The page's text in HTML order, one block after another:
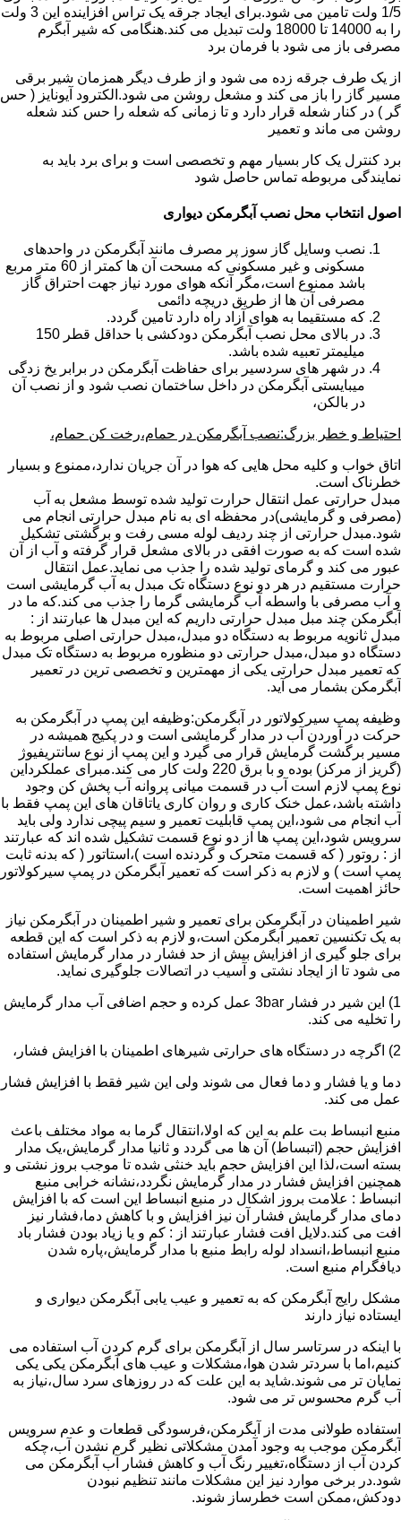
1/5 ولت تامین می شود.برای ایجاد جرقه یک تراس افزاینده این 3 ولت
را به 14000 تا 18000 ولت تبدیل می کند.هنگامی که شیر آبگرم
مصرفی باز می شود با فرمان برد
از یک طرف جرقه زده می شود و از طرف دیگر همزمان شیر برقی
مسیر گاز را باز می کند و مشعل روشن می شود.الکترود آیونایز ( حس
گر ) در کنار شعله قرار دارد و تا زمانی که شعله را حس کند شعله
روشن می ماند و تعمیر
برد کنترل یک کار بسیار مهم و تخصصی است و برای برد باید به
نمایندگی مربوطه تماس حاصل شود
اصول انتخاب محل نصب آبگرمکن دیواری
نصب وسایل گاز سوز پر مصرف مانند آبگرمکن در واحدهای
مسکونی و غیر مسکونی که مسحت آن ها کمتر از 60 متر مربع
باشد ممنوع است،مگر آنکه هوای مورد نیاز جهت احتراق گاز
مصرفی آن ها از طریق دریچه دائمی
که مستقیما به هوای آزاد راه دارد تامین گردد.
در بالای محل نصب آبگرمکن دودکشی با حداقل قطر 150
میلیمتر تعبیه شده باشد.
در شهر های سردسیر برای حفاظت آبگرمکن در برابر یخ زدگی
میبایستی آبگرمکن در داخل ساختمان نصب شود و از نصب آن
در بالکن،
احتیاط و خطر بزرگ:نصب آبگرمکن در حمام،رخت کن حمام،
اتاق خواب و کلیه محل هایی که هوا در آن جریان ندارد،ممنوع و بسیار
خطرناک است.
مبدل حرارتی عمل انتقال حرارت تولید شده توسط مشعل به آب
(مصرفی و گرمایشی)در محفظه ای به نام مبدل حرارتی انجام می
شود.مبدل حرارتی از چند ردیف لوله مسی رفت و برگشتی تشکیل
شده است که به صورت افقی در بالای مشعل قرار گرفته و آب از آن
عبور می کند و گرمای تولید شده را جذب می نماید.عمل انتقال
حرارت مستقیم در هر دو نوع دستگاه تک مبدل به آب گرمایشی است
و آب مصرفی با واسطه آب گرمایشی گرما را جذب می کند.که ما در
آبگرمکن چند مبل مبدل حرارتی داریم که این مبدل ها عبارتند از :
مبدل ثانویه مربوط به دستگاه دو مبدل،مبدل حرارتی اصلی مربوط به
دستگاه دو مبدل،مبدل حرارتی دو منظوره مربوط به دستگاه تک مبدل
که تعمیر مبدل حرارتی یکی از مهمترین و تخصصی ترین در تعمیر
آبگرمکن بشمار می آید.
وظیفه پمپ سیرکولاتور در آبگرمکن:وظیفه این پمپ در آبگرمکن به
حرکت در آوردن آب در مدار گرمایشی است و در پکیج همیشه در
مسیر برگشت گرمایش قرار می گیرد و این پمپ از نوع سانتریفیوژ
(گریز از مرکز) بوده و با برق 220 ولت کار می کند.مبرای عملکرداین
نوع پمپ لازم است آب در قسمت میانی پروانه آب پخش کن وجود
داشته باشد،عمل خنک کاری و روان کاری یاتاقان های این پمپ فقط با
آب انجام می شود،این پمپ قابلیت تعمیر و سیم پیچی ندارد ولی باید
سرویس شود،این پمپ ها از دو نوع قسمت تشکیل شده اند که عبارتند
از : روتور ( که قسمت متحرک و گردنده است )،استاتور ( که بدنه ثابت
پمپ است ) و لازم به ذکر است که تعمیر آبگرمکن در پمپ سیرکولاتور
حائز اهمیت است.
شیر اطمینان در آبگرمکن برای تعمیر و شیر اطمینان در آبگرمکن نیاز
به یک تکنسین تعمیر آبگرمکن است،و لازم به ذکر است که این قطعه
برای جلو گیری از افزایش بیش از حد فشار در مدار گرمایش استفاده
می شود تا از ایجاد نشتی و آسیب در اتصالات جلوگیری نماید.
1) این شیر در فشار 3bar عمل کرده و حجم اضافی آب مدار گرمایش
را تخلیه می کند.
2) اگرچه در دستگاه های حرارتی شیرهای اطمینان با افزایش فشار،
دما و یا فشار و دما فعال می شوند ولی این شیر فقط با افزایش فشار
عمل می کند.
منبع انبساط بت علم به این که اولا،انتقال گرما به مواد مختلف باعث
افزایش حجم (اتبساط) آن ها می گردد و ثانیا مدار گرمایش،یک مدار
بسته است،لذا این افزایش حجم باید خنثی شده تا موجب بروز نشتی و
همچنین افزایش فشار در مدار گرمایش نگردد،نشانه خرابی منبع
انبساط : علامت بروز اشکال در منبع انبساط این است که با افزایش
دمای مدار گرمایش فشار آن نیز افزایش و با کاهش دما،فشار نیز
افت می کند.دلایل افت فشار عبارتند از : کم و یا زیاد بودن فشار باد
منبع انبساط،انسداد لوله رابط منبع با مدار گرمایش،پاره شدن
دیافگرام منبع است.
مشکل رایج آبگرمکن که به تعمیر و عیب یابی آبگرمکن دیواری و
ایستاده نیاز دارند
با اینکه در سرتاسر سال از آبگرمکن برای گرم کردن آب استفاده می
کنیم،اما با سردتر شدن هوا،مشکلات و عیب های آبگرمکن یکی یکی
نمایان تر می شوند.شاید به این علت که در روزهای سرد سال،نیاز به
آب گرم محسوس تر می شود.
استفاده طولانی مدت از آبگرمکن،فرسودگی قطعات و عدم سرویس
آبگرمکن موجب به وجود آمدن مشکلاتی نظیر گرم نشدن آب،چکه
کردن آب از دستگاه،تغییر رنگ آب و کاهش فشار آب آبگرمکن می
شود.در برخی موارد نیز این مشکلات مانند تنظیم نبودن
دودکش،ممکن است خطرساز شوند.